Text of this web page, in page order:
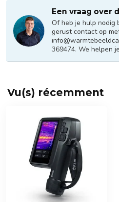
Een vraag over
Of heb je hulp nodig
gerust contact op
369474. We helpen
Vu(s) récemment